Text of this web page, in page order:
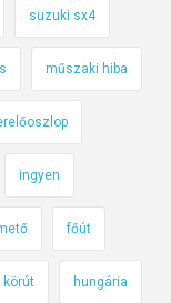
suzuki sx4
műszaki hiba
ingyen
főút
körút hungária